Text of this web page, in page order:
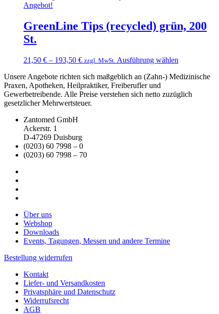
Angebot!
GreenLine Tips (recycled) grün, 200
St.
21,50 € – 193,50 € zzgl. MwSt. Ausführung wählen
weist
Varianten
Unsere Angebote richten sich maßgeblich an (Zahn-) Medizinische
Praxen, Apotheken, Heilpraktiker, Freiberufler und
Gewerbetreibende. Alle Preise verstehen sich netto zuzüglich
gesetzlicher Mehrwertsteuer.
Zantomed GmbH
Ackerstr. 1
D-47269 Duisburg
(0203) 60 7998 – 0
(0203) 60 7998 – 70
Über uns
Webshop
Downloads
Events, Tagungen, Messen und andere Termine
Bestellung widerrufen
Kontakt
Liefer- und Versandkosten
Privatsphäre und Datenschutz
Widerrufsrecht
AGB